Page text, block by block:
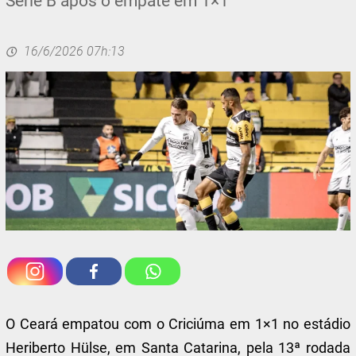
16/6/2026 07h:13
O Ceará empatou com o Criciúma em 1×1 no estádio
Heriberto Hülse, em Santa Catarina, pela 13ª rodada